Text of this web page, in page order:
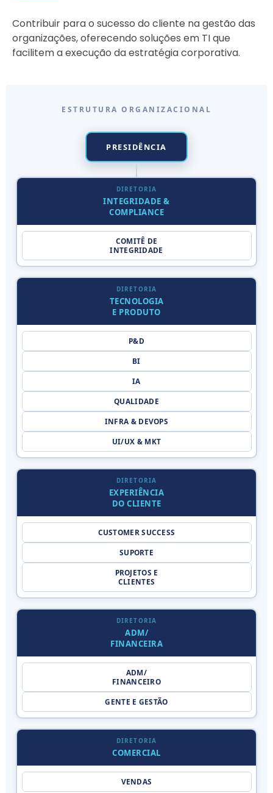
Contribuir para o sucesso do cliente na gestão das
organizações, oferecendo soluções em TI que
facilitem a execução da estratégia corporativa.
ESTRUTURA ORGANIZACIONAL
PRESIDÊNCIA
DIRETORIA
INTEGRIDADE &
COMPLIANCE
COMITÊ DE
INTEGRIDADE
DIRETORIA
TECNOLOGIA
E PRODUTO
P&D
BI
IA
QUALIDADE
INFRA & DEVOPS
UI/UX & MKT
DIRETORIA
EXPERIÊNCIA
DO CLIENTE
CUSTOMER SUCCESS
SUPORTE
PROJETOS E
CLIENTES
DIRETORIA
ADM/
FINANCEIRA
ADM/
FINANCEIRO
GENTE E GESTÃO
DIRETORIA
COMERCIAL
VENDAS